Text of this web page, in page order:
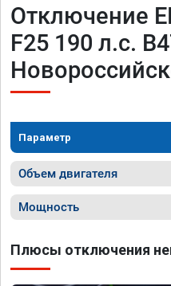
Отключение
F25 190 л.с.
Параметр
Объем двигателя
Мощность
Плюсы отключения